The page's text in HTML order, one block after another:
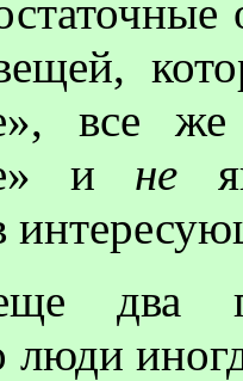
все
и не
два
люди